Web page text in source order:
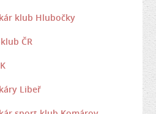
klub Hlubočky
ČR
Libeř